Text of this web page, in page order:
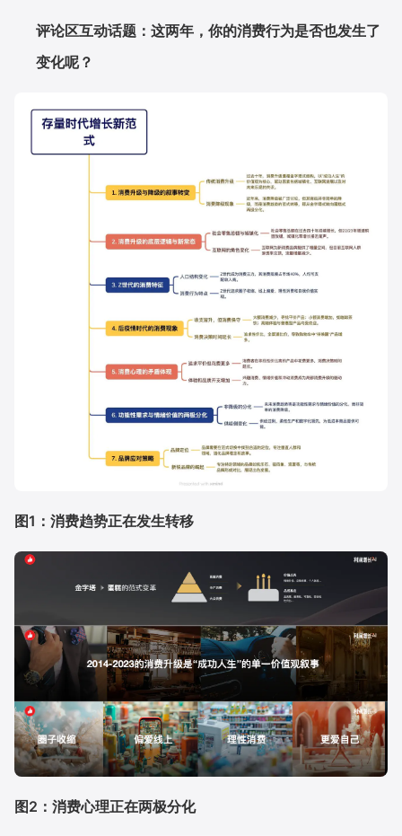
增长俱乐部
合作共进
认证代理商
评论区互动话题：这两年，你的消费行为是否也发生了
变化呢？
图1：消费趋势正在发生转移
图2：消费心理正在两极分化